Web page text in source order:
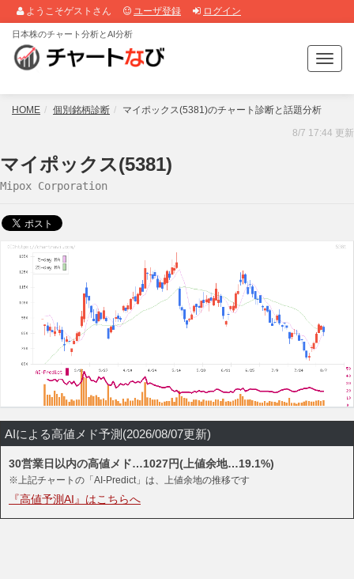
ようこそゲストさん ユーザ登録 ログイン
T
o
g
e
日本株のチャート分析とAI分析
HOME 個別銘柄診断 マイポックス(5381)のチャート診断と話題分析
8/7 17:44 更新
マイポックス(5381)
Mipox Corporation
AIによる高値メド予測(2026/08/07更新)
30営業日以内の高値メド…1027円(上値余地…19.1%)
※上記チャートの「AI-Predict」は、上値余地の推移です
『高値予測AI』はこちらへ